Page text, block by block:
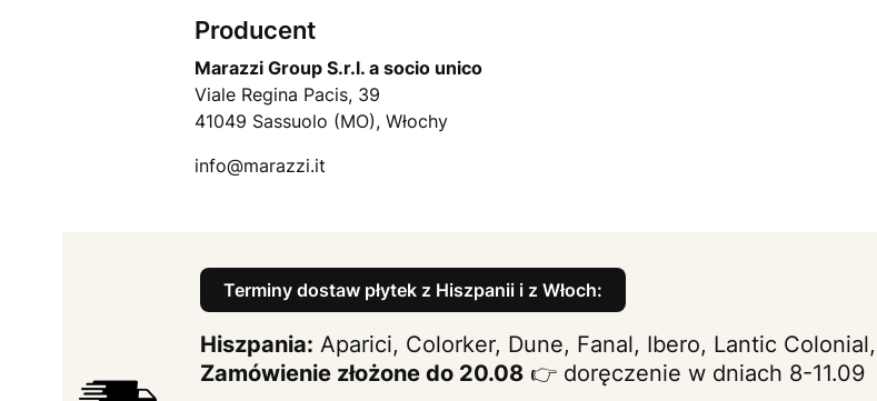
Producent
Marazzi Group S.r.l. a socio unico
Viale Regina Pacis, 39
41049 Sassuolo (MO), Włochy
info@marazzi.it
Terminy dostaw płytek z Hiszpanii i z Włoch:
Hiszpania: Aparici, Colorker, Dune, Fanal, Ibero, Lantic
Zamówienie złożone do 20.08 👉 doręczenie w dniach 8-11.09